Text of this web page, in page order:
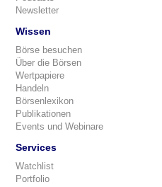
Newsletter
Wissen
Börse besuchen
Über die Börsen
Wertpapiere
Handeln
Börsenlexikon
Publikationen
Events und Webinare
Services
Watchlist
Portfolio